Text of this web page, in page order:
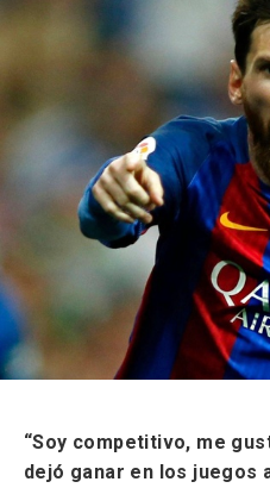
“Soy competitivo, me
dejó ganar en los juegos